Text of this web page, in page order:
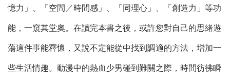
憶力」、「空間／時間感」、「同理心」、「創造力」等功
能，一窺其堂奧。在讀完本書之後，或許您對自己的思緒遊
蕩這件事能釋懷，又說不定能從中找到調適的方法，增加一
些生活情趣。動漫中的熱血少男碰到難關之際，時間彷彿瞬